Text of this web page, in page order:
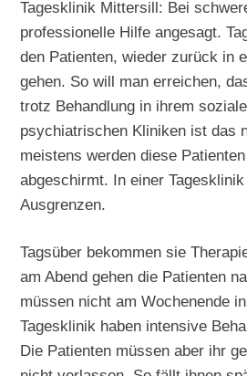
Tagesklinik Mittersill: Bei
professionelle Hilfe angesagt.
den Patienten, wieder zurück in
gehen. So will man erreichen,
trotz Behandlung in ihrem
psychiatrischen Kliniken ist das
meistens werden diese
abgeschirmt. In einer
Ausgrenzen.
Tagsüber bekommen sie
am Abend gehen die Patienten
müssen nicht am Wochenende
Tagesklinik haben intensive
Die Patienten müssen aber ihr